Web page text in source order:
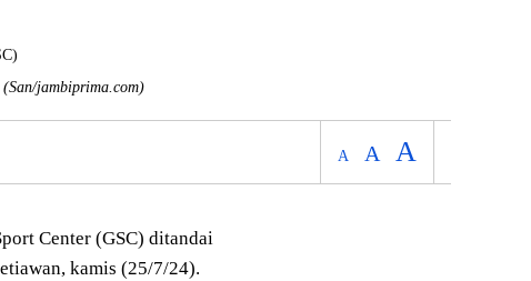
(San/jambiprima.com)
A A A
Center (GSC) ditandai
kamis (25/7/24).